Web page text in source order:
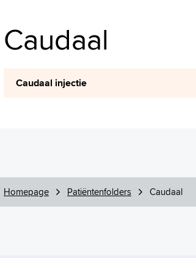
Caudaal
Caudaal injectie
Homepage Patiëntenfolders Caudaal